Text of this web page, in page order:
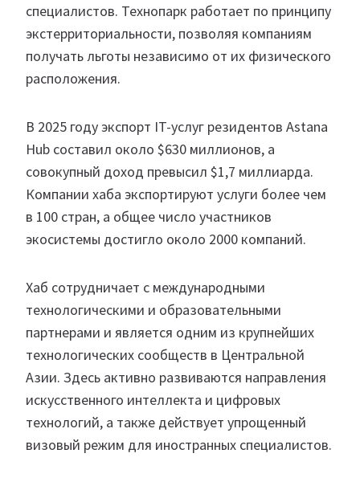
специалистов. Технопарк работает по принципу
экстерриториальности, позволяя компаниям
получать льготы независимо от их физического
расположения.
В 2025 году экспорт IT-услуг резидентов Astana
Hub составил около $630 миллионов, а
совокупный доход превысил $1,7 миллиарда.
Компании хаба экспортируют услуги более чем
в 100 стран, а общее число участников
экосистемы достигло около 2000 компаний.
Хаб сотрудничает с международными
технологическими и образовательными
партнерами и является одним из крупнейших
технологических сообществ в Центральной
Азии. Здесь активно развиваются направления
искусственного интеллекта и цифровых
технологий, а также действует упрощенный
визовый режим для иностранных специалистов.